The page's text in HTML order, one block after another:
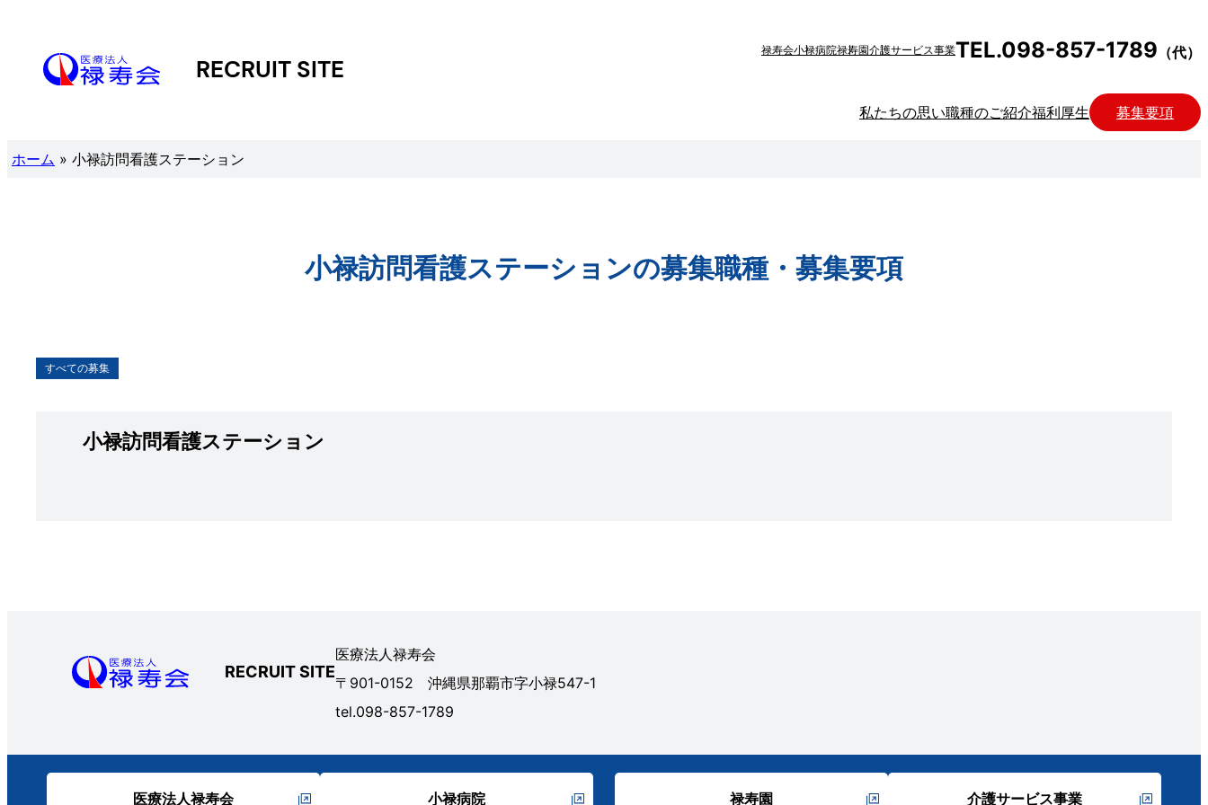
ッ
RECRUIT SITE
禄寿会小禄病院禄寿園介護サービス事業TEL.098-857-1789 （代）
私たちの思い職種のご紹介福利厚生 募集要項
ホーム » 小禄訪問看護ステーション
小禄訪問看護ステーションの募集職種・募集要項
すべての募集
小禄訪問看護ステーション
RECRUIT SITE
医療法人禄寿会
〒901-0152 沖縄県那覇市字小禄547-1
tel.098-857-1789
医療法人禄寿会 小禄病院 禄寿園 介護サービス事業